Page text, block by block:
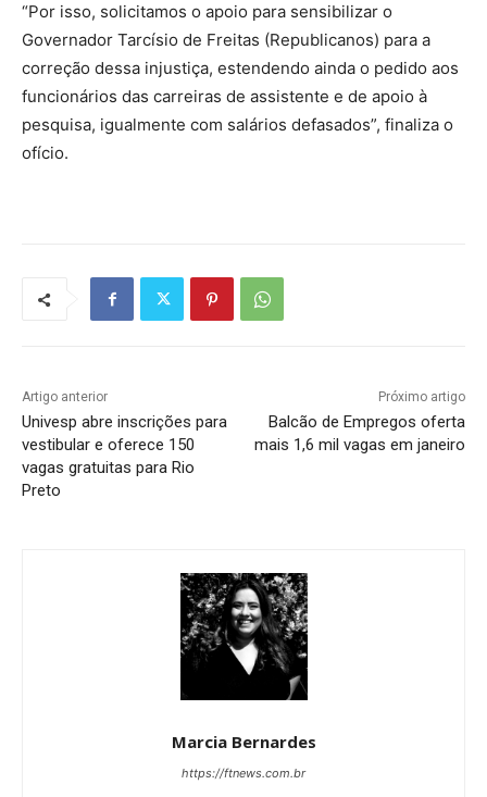
“Por isso, solicitamos o apoio para sensibilizar o
Governador Tarcísio de Freitas (Republicanos) para a
correção dessa injustiça, estendendo ainda o pedido aos
funcionários das carreiras de assistente e de apoio à
pesquisa, igualmente com salários defasados”, finaliza o
ofício.
Artigo anterior
Univesp abre inscrições para
vestibular e oferece 150
vagas gratuitas para Rio
Preto
Próximo artigo
Balcão de Empregos oferta
mais 1,6 mil vagas em janeiro
Marcia Bernardes
https://ftnews.com.br